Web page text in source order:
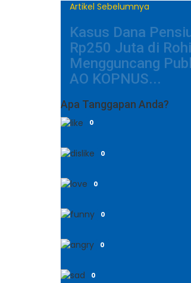
Artikel Sebelumnya
Kasus Dana
Rp250 Juta di Rohil
Mengguncang
AO KOPNUS...
Apa Tanggapan Anda?
0
0
0
0
0
0